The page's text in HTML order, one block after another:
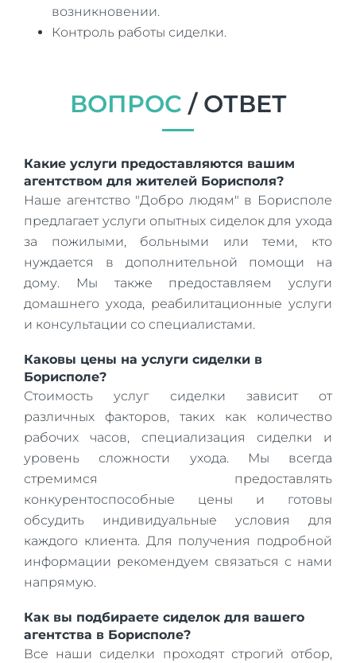
возникновении.
Контроль работы сиделки.
ВОПРОС / ОТВЕТ
Какие услуги предоставляются вашим
агентством для жителей Борисполя?
Наше агентство "Добро людям" в Борисполе
предлагает услуги опытных сиделок для ухода
за пожилыми, больными или теми, кто
нуждается в дополнительной помощи на
дому. Мы также предоставляем услуги
домашнего ухода, реабилитационные услуги
и консультации со специалистами.
Каковы цены на услуги сиделки в
Борисполе?
Стоимость услуг сиделки зависит от
различных факторов, таких как количество
рабочих часов, специализация сиделки и
уровень сложности ухода. Мы всегда
стремимся предоставлять
конкурентоспособные цены и готовы
обсудить индивидуальные условия для
каждого клиента. Для получения подробной
информации рекомендуем связаться с нами
напрямую.
Как вы подбираете сиделок для вашего
агентства в Борисполе?
Все наши сиделки проходят строгий отбор,